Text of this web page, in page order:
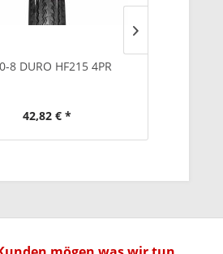
8 DURO HF215 4PR
42,82 € *